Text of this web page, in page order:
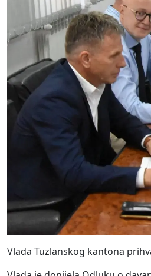
Vlada Tuzlanskog kantona